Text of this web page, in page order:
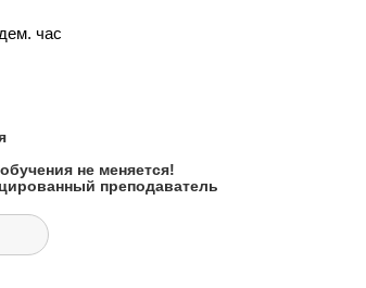
час
не меняется!
преподаватель